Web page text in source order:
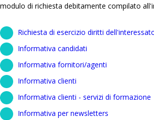
modulo di richiesta debitamente compilato
Richiesta di esercizio diritti
Informativa candidati
Informativa fornitori/agenti
Informativa clienti
Informativa clienti - servizi di formazione
Informativa per newsletters